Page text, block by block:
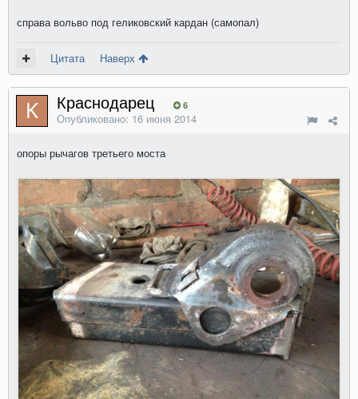
справа вольво под геликовский кардан (самопал)
Цитата Наверх
Краснодарец 6
Опубликовано: 16 июня 2014
опоры рычагов третьего моста